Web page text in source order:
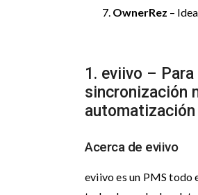
OwnerRez –
1. eviivo –
sincronización
Acerca de eviivo
eviivo es un PMS todo